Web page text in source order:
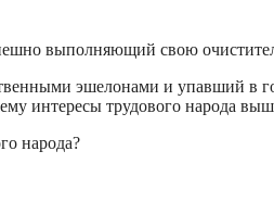
выполняющий свою
эшелонами и упавший в
интересы трудового народа
народа?